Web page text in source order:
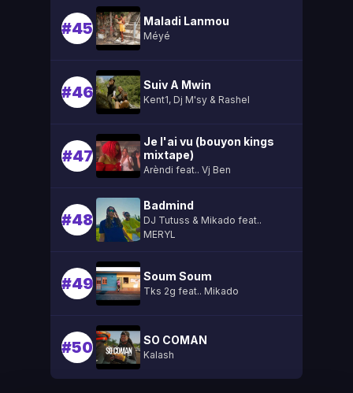
#45 Maladi Lanmou
Méyé
#46 Suiv A Mwin
Kent1, Dj M'sy & Rashel
#47
Je l'ai vu (bouyon kings
mixtape)
Arèndi feat.. Vj Ben
#48
Badmind
DJ Tutuss & Mikado feat..
MERYL
#49 Soum Soum
Tks 2g feat.. Mikado
#50 SO COMAN
Kalash